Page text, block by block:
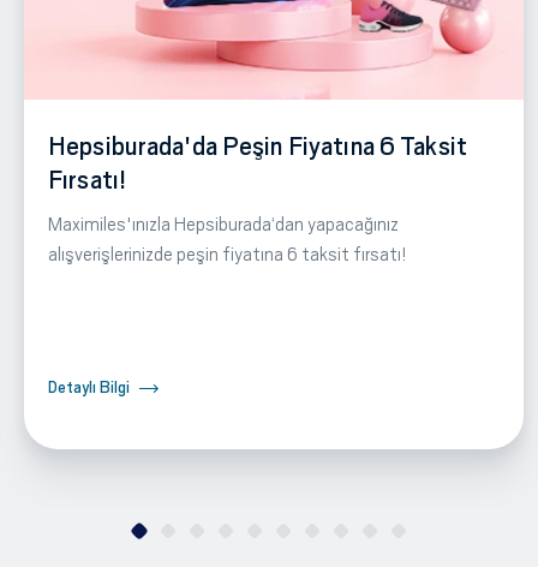
Hepsiburada'da Peşin Fiyatına 6 Taksit
Fırsatı!
Maximiles'ınızla Hepsiburada‘dan yapacağınız
alışverişlerinizde peşin fiyatına 6 taksit fırsatı!
Detaylı Bilgi